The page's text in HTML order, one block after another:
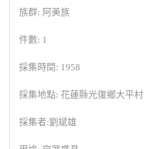
族群: 阿美族
件數: 1
採集時間: 1958
採集地點: 花蓮縣光復鄉大平村
採集者:劉斌雄